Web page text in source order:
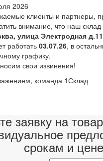
2026
клиенты и партнеры,
внимание, что наш
улица Электродная д.11
работать 03.07.26, в
графику.
свои извинения!
команда 1Склад
заявку на
срокам и цене